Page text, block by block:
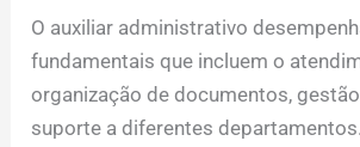
O auxiliar administrativo
fundamentais que incluem o
organização de documentos,
suporte a diferentes